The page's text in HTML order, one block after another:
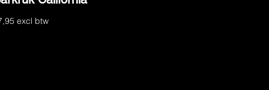
excl btw